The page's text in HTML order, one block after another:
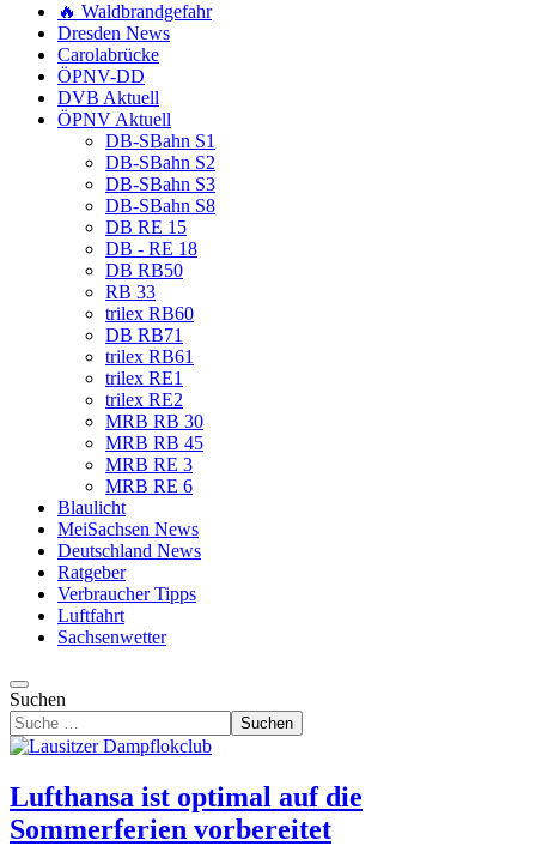
🔥 Waldbrandgefahr
Dresden News
Carolabrücke
ÖPNV-DD
DVB Aktuell
ÖPNV Aktuell
DB-SBahn S1
DB-SBahn S2
DB-SBahn S3
DB-SBahn S8
DB RE 15
DB - RE 18
DB RB50
RB 33
trilex RB60
DB RB71
trilex RB61
trilex RE1
trilex RE2
MRB RB 30
MRB RB 45
MRB RE 3
MRB RE 6
Blaulicht
MeiSachsen News
Deutschland News
Ratgeber
Verbraucher Tipps
Luftfahrt
Sachsenwetter
Suchen
Suchen
Lufthansa ist optimal auf die
Sommerferien vorbereitet